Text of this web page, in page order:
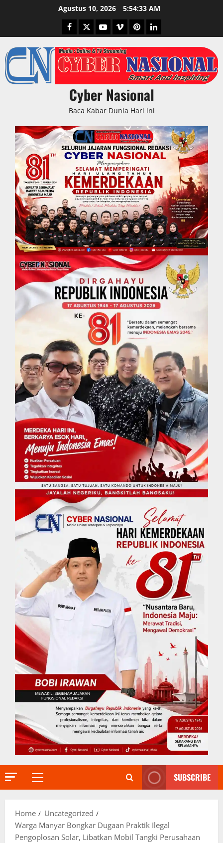
Agustus 10, 2026 5:54:34 AM
Facebook
TwitterYoutubeVimeoPinterestLinkedIn
Cyber Nasional
Baca Kabar Dunia Hari ini
Primary
SUBSCRIBE
Home
Uncategorized
Warga Manyar Bongkar Dugaan Praktik Ilegal
Pengoplosan Solar, Libatkan Mobil Tangki Perusahaan